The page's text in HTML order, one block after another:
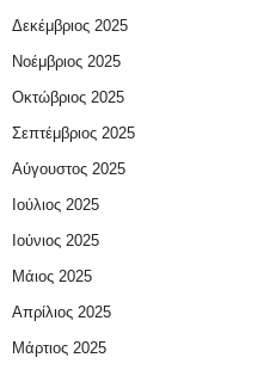
Δεκέμβριος 2025
Νοέμβριος 2025
Οκτώβριος 2025
Σεπτέμβριος 2025
Αύγουστος 2025
Ιούλιος 2025
Ιούνιος 2025
Μάιος 2025
Απρίλιος 2025
Μάρτιος 2025